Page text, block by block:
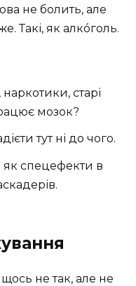
не болить, але
Такі, як алкóголь.
наркотики, старі
мозок?
тут ні до чого.
: як спецефекти в
не так, але не